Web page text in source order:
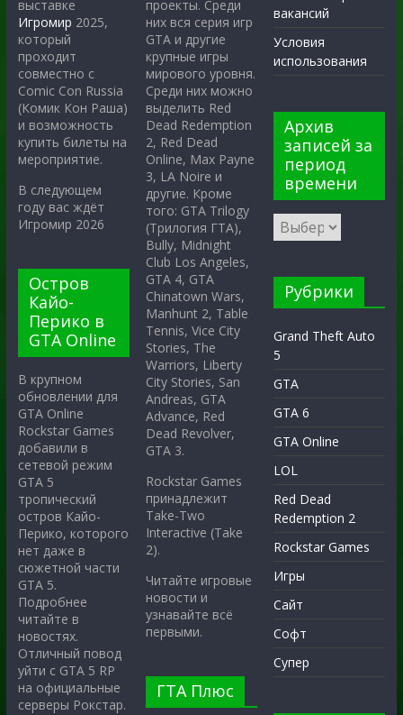
выставке
Игромир 2025,
который
проходит
совместно с
Comic Con Russia
(Комик Кон Раша)
и возможность
купить билеты на
мероприятие.
В следующем
году вас ждёт
Игромир 2026
Остров
Кайо-
Перико в
GTA Online
В крупном
обновлении для
GTA Online
Rockstar Games
добавили в
сетевой режим
GTA 5
тропический
остров Кайо-
Перико, которого
нет даже в
сюжетной части
GTA 5.
Подробнее
читайте в
новостях.
Отличный повод
уйти с GTA 5 RP
на официальные
серверы Рокстар.
проекты. Среди
них вся серия игр
GTA и другие
крупные игры
мирового уровня.
Среди них можно
выделить Red
Dead Redemption
2, Red Dead
Online, Max Payne
3, LA Noire и
другие. Кроме
того: GTA Trilogy
(Трилогия ГТА),
Bully, Midnight
Club Los Angeles,
GTA 4, GTA
Chinatown Wars,
Manhunt 2, Table
Tennis, Vice City
Stories, The
Warriors, Liberty
City Stories, San
Andreas, GTA
Advance, Red
Dead Revolver,
GTA 3.
Rockstar Games
принадлежит
Take-Two
Interactive (Take
2).
Читайте игровые
новости и
узнавайте всё
первыми.
ГТА Плюс
вакансий
Условия
использования
Архив
записей за
период
времени
Рубрики
Grand Theft Auto
5
GTA
GTA 6
GTA Online
LOL
Red Dead
Redemption 2
Rockstar Games
Игры
Сайт
Софт
Супер